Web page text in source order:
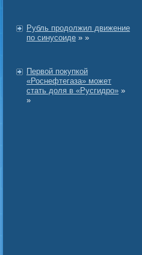
Рубль продолжил движение
по синусоиде » »
Первой покупкой
«Роснефтегаза» может
стать доля в «Русгидро» »
»